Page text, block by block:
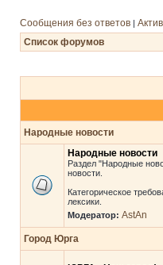
Сообщения без ответов |
Список форумов
Народные новости
Народные новости
Раздел "Народные
новости.
Категорическое
лексики.
Модератор: AstAn
Город Юрга